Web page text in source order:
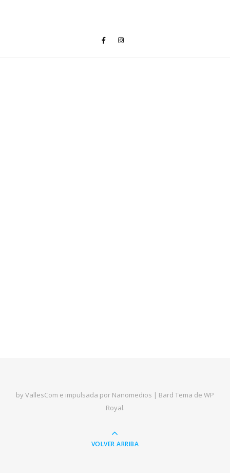
by VallesCom e impulsada por Nanomedios | Bard Tema de WP
Royal.
VOLVER ARRIBA